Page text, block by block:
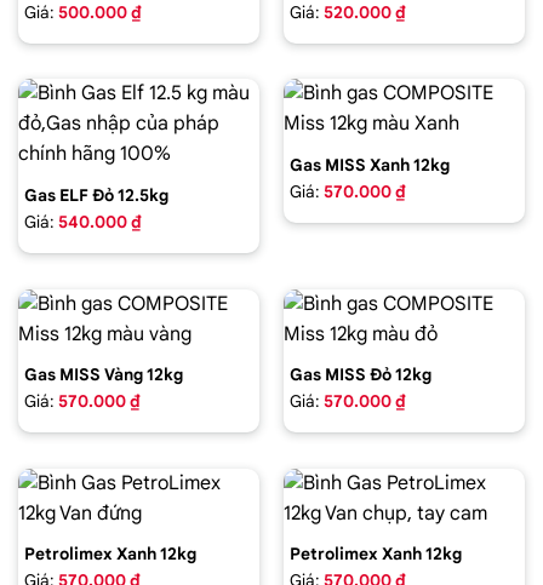
Giá: 500.000 ₫
Giá: 520.000 ₫
Gas ELF Đỏ 12.5kg
Giá: 540.000 ₫
Gas MISS Xanh 12kg
Giá: 570.000 ₫
Gas MISS Vàng 12kg
Giá: 570.000 ₫
Gas MISS Đỏ 12kg
Giá: 570.000 ₫
Petrolimex Xanh 12kg
Petrolimex Xanh 12kg